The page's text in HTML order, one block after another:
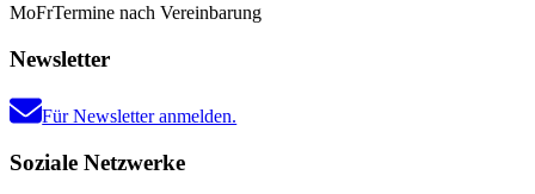
MoFrTermine nach Vereinbarung
Newsletter
Für Newsletter anmelden.
Soziale Netzwerke